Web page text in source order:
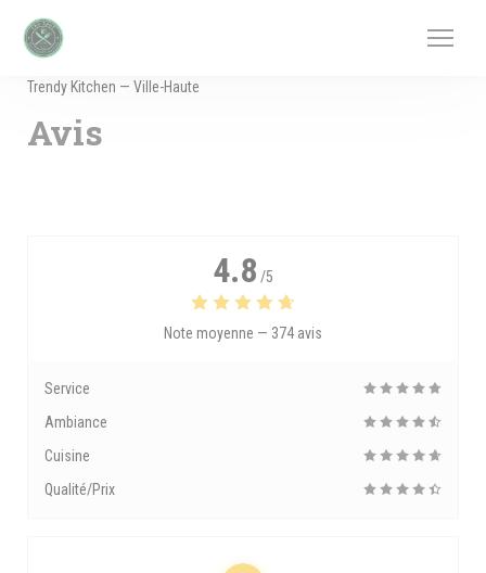
Trendy Kitchen — Ville-Haute
Avis
4.8 /5
Note moyenne — 374 avis
Service
Ambiance
Cuisine
Qualité/Prix